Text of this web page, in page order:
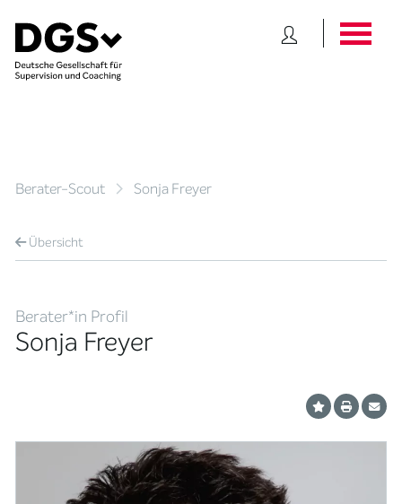
Berater-Scout Sonja Freyer
Übersicht
Berater*in Profil
Sonja Freyer